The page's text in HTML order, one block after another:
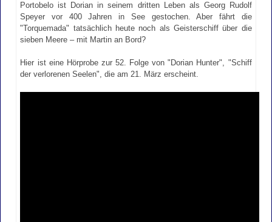
Portobelo ist Dorian in seinem dritten Leben als Georg Rudolf
Speyer vor 400 Jahren in See gestochen. Aber fährt die
"Torquemada" tatsächlich heute noch als Geisterschiff über die
sieben Meere – mit Martin an Bord?
Hier ist eine Hörprobe zur 52. Folge von "Dorian Hunter", "Schiff
der verlorenen Seelen", die am 21. März erscheint.